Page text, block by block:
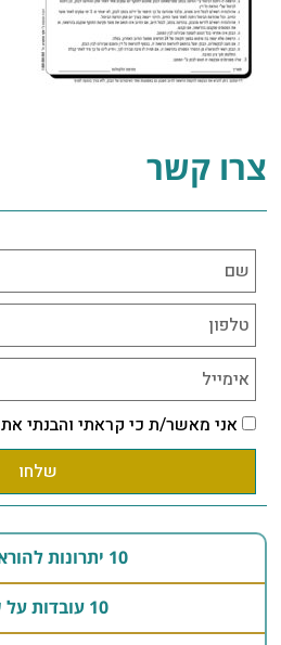
צרו קשר
אני מאשר/ת כי קראתי והבנתי את
שלחו
10 יתרונות להוראת קבע
10 עובדות על שקד